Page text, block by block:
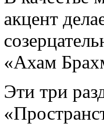
акцент
«Ахам
Эти три